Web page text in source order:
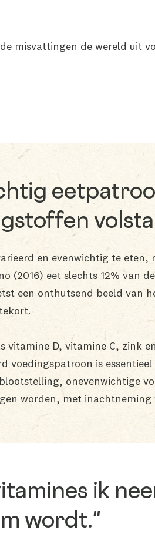
misvattingen de wereld uit
en evenwichtig te
(2016) eet slechts 12% van
een onthutsend beeld van
vitamine D, vitamine C, zink
voedingspatroon is
onevenwichtige
worden, met inachtneming
ik
wordt."